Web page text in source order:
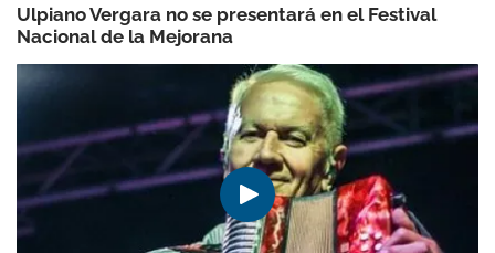
Ulpiano Vergara no se presentará en el Festival
Nacional de la Mejorana